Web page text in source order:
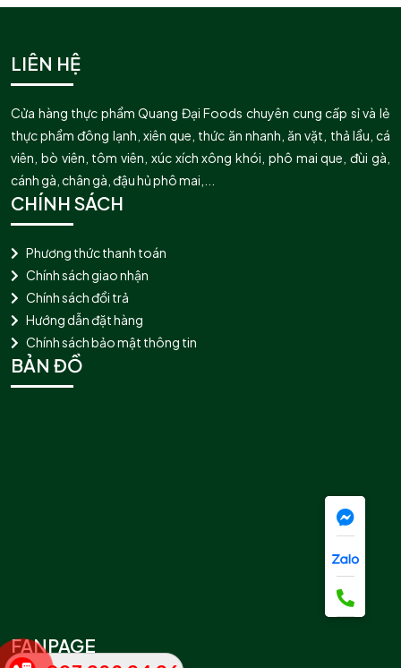
LIÊN HỆ
Cửa hàng thực phẩm Quang Đại Foods chuyên cung cấp sỉ và lẻ
thực phẩm đông lạnh, xiên que, thức ăn nhanh, ăn vặt, thả lẩu, cá
viên, bò viên, tôm viên, xúc xích xông khói, phô mai que, đùi gà,
cánh gà, chân gà, đậu hủ phô mai,...
CHÍNH SÁCH
Phương thức thanh toán
Chính sách giao nhận
Chính sách đổi trả
Hướng dẫn đặt hàng
Chính sách bảo mật thông tin
BẢN ĐỒ
FANPAGE